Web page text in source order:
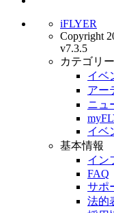
iFLYER
Copyright
v7.3.5
カテゴリー
イベ
アー
ニュ
イベ
基本情報
イン
FAQ
サポ
法的